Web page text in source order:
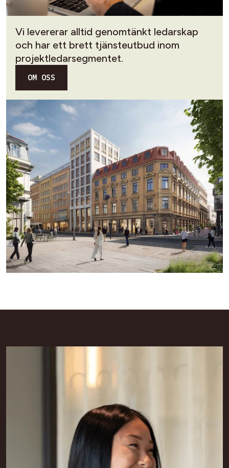
Vi levererar alltid genomtänkt ledarskap
och har ett brett tjänsteutbud inom
projektledarsegmentet.
OM OSS